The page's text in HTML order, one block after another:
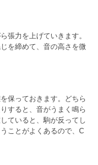
張力を上げていきます。
を締めて、音の高さを微
保っておきます。どちら
すると、音がうまく鳴ら
ていると、駒が反ってし
ことがよくあるので、C